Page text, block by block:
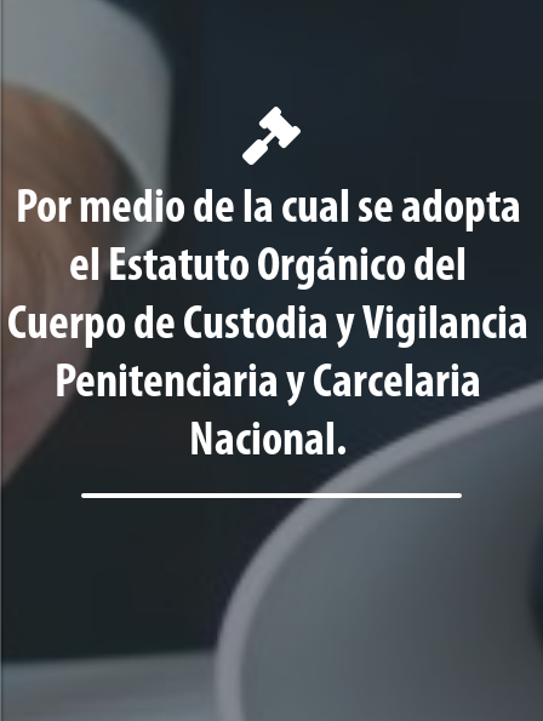
Por medio de la cual se adopta
el Estatuto Orgánico del
Cuerpo de Custodia y Vigilancia
Penitenciaria y Carcelaria
Nacional.